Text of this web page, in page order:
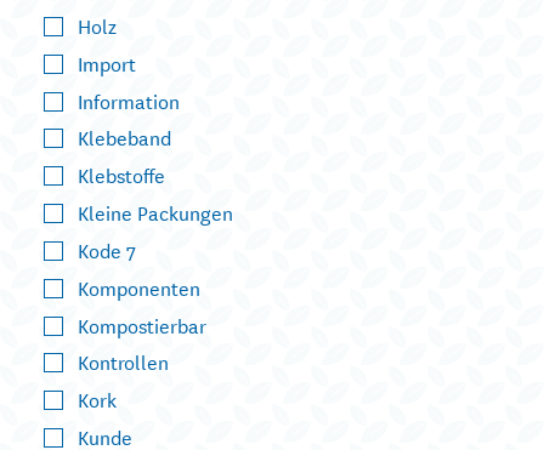
Holz
Import
Information
Klebeband
Klebstoffe
Kleine Packungen
Kode 7
Komponenten
Kompostierbar
Kontrollen
Kork
Kunde